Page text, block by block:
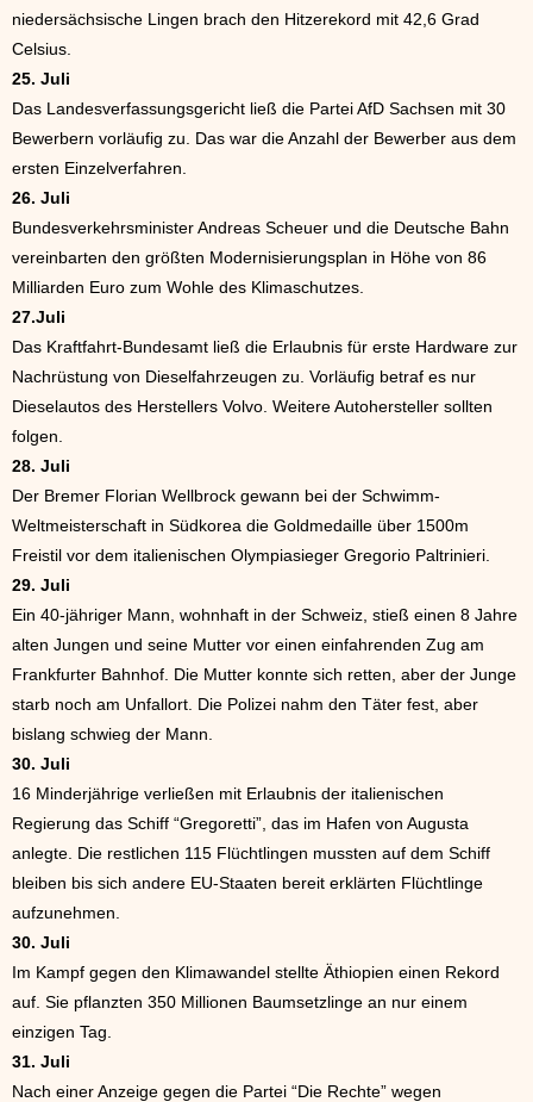
niedersächsische Lingen brach den Hitzerekord mit 42,6 Grad
Celsius.
25. Juli
Das Landesverfassungsgericht ließ die Partei AfD Sachsen mit 30
Bewerbern vorläufig zu. Das war die Anzahl der Bewerber aus dem
ersten Einzelverfahren.
26. Juli
Bundesverkehrsminister Andreas Scheuer und die Deutsche Bahn
vereinbarten den größten Modernisierungsplan in Höhe von 86
Milliarden Euro zum Wohle des Klimaschutzes.
27.Juli
Das Kraftfahrt-Bundesamt ließ die Erlaubnis für erste Hardware zur
Nachrüstung von Dieselfahrzeugen zu. Vorläufig betraf es nur
Dieselautos des Herstellers Volvo. Weitere Autohersteller sollten
folgen.
28. Juli
Der Bremer Florian Wellbrock gewann bei der Schwimm-
Weltmeisterschaft in Südkorea die Goldmedaille über 1500m
Freistil vor dem italienischen Olympiasieger Gregorio Paltrinieri.
29. Juli
Ein 40-jähriger Mann, wohnhaft in der Schweiz, stieß einen 8 Jahre
alten Jungen und seine Mutter vor einen einfahrenden Zug am
Frankfurter Bahnhof. Die Mutter konnte sich retten, aber der Junge
starb noch am Unfallort. Die Polizei nahm den Täter fest, aber
bislang schwieg der Mann.
30. Juli
16 Minderjährige verließen mit Erlaubnis der italienischen
Regierung das Schiff “Gregoretti”, das im Hafen von Augusta
anlegte. Die restlichen 115 Flüchtlingen mussten auf dem Schiff
bleiben bis sich andere EU-Staaten bereit erklärten Flüchtlinge
aufzunehmen.
30. Juli
Im Kampf gegen den Klimawandel stellte Äthiopien einen Rekord
auf. Sie pflanzten 350 Millionen Baumsetzlinge an nur einem
einzigen Tag.
31. Juli
Nach einer Anzeige gegen die Partei “Die Rechte” wegen